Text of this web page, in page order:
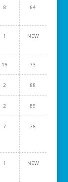
8 64
1 NEW
19 73
2 88
2 89
7 78
1 NEW